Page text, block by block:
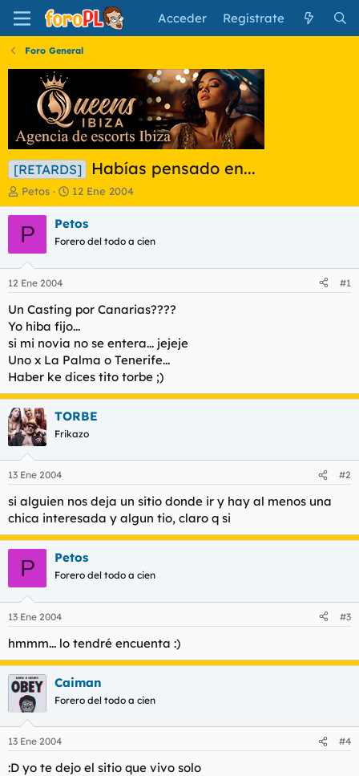
Acceder Regístrate
Foro General
[RETARDS] Habías pensado en...
I
n
i
c
a
d
o
r
d
e
l
t
e
m
a
Petos
F
e
c
a
i
n
c
o
12 Ene 2004
P Petos
Forero del todo a cien
12 Ene 2004 #1
Un Casting por Canarias????
Yo hiba fijo...
si mi novia no se entera... jejeje
Uno x La Palma o Tenerife...
Haber ke dices tito torbe ;)
TORBE
Frikazo
13 Ene 2004 #2
si alguien nos deja un sitio donde ir y hay al menos una
chica interesada y algun tio, claro q si
P Petos
Forero del todo a cien
13 Ene 2004 #3
hmmm... lo tendré encuenta :)
Caiman
Forero del todo a cien
13 Ene 2004 #4
:D yo te dejo el sitio que vivo solo